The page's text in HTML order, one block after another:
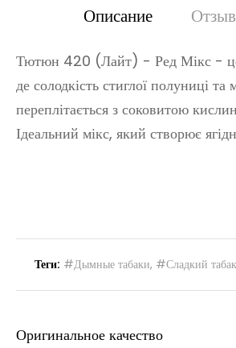
Описание
Тютюн 420 (Лайт) - Ред Мікс - це
де солодкість стиглої полуниці та
переплітається з соковитою
Ідеальний мікс, який створює
Теги: #Дымные табаки, #Сладкий табак
Оригинальное качество